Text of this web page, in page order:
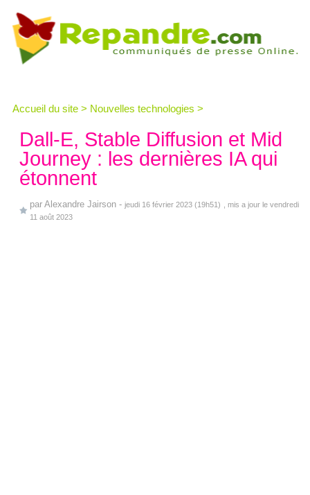
Accueil du site > Nouvelles technologies >
Dall-E, Stable Diffusion et Mid
Journey : les dernières IA qui
étonnent
par Alexandre Jairson - jeudi 16 février 2023 (19h51)
, mis a jour le vendredi
11 août 2023